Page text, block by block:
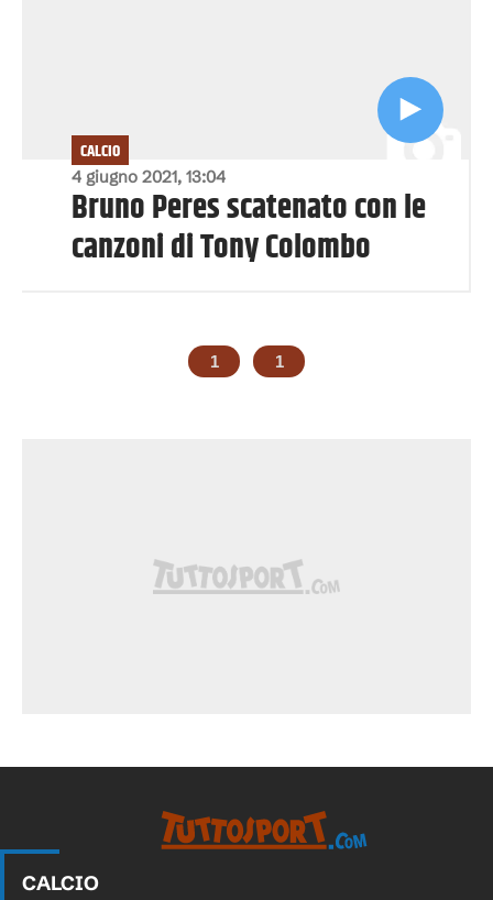
4 giugno 2021, 13:04
CALCIO
Bruno Peres scatenato con le
canzoni di Tony Colombo
1 1
CALCIO